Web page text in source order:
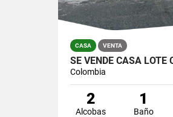
CASA VENTA
Colombia
2
Alcobas
1
Baño